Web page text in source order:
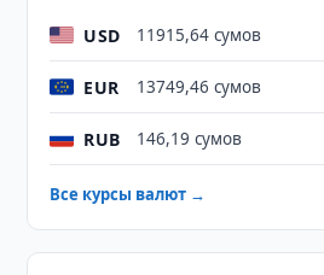
USD 11915,64 сумов
EUR 13749,46 сумов
RUB 146,19 сумов
Все курсы валют →